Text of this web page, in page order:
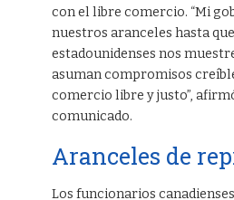
con el libre comercio. “Mi
nuestros aranceles hasta
estadounidenses nos
asuman compromisos
comercio libre y justo”,
comunicado.
Aranceles de
Los funcionarios